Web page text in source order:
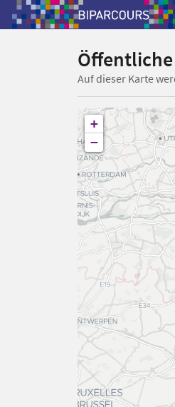
Auf dieser Karte
+
−